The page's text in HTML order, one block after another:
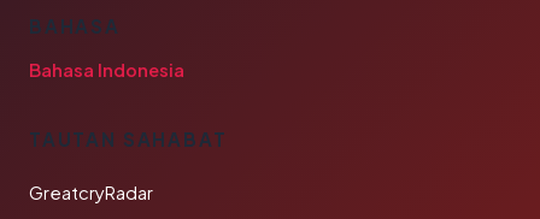
BAHASA
Bahasa Indonesia
TAUTAN SAHABAT
GreatcryRadar